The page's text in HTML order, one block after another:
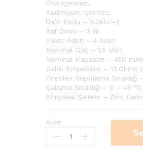
Civa içermez.
Kadmiyum içermez.
Ürün Kodu – K3AHZ-4
Raf Ömrü – 3 Yıl
Paket Adeti – 4 Adet
Nominal Güç – 1.5 Volt
Nominal Kapasite – 450
Dahili Empedans – 1.1 Ohms
Önerilen Depolama Sıcaklığı
Çalışma Sıcaklığı – 0 – 45 °C
Kimyasal Sistem – Zinc
Adet: